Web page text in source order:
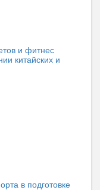
и фитнес
китайских и
в подготовке